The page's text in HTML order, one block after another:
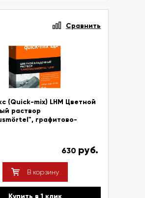
Сравнить
(Quick-mix) LHM Цветной
раствор
графитово-
630 руб.
В корзину
Купить в 1 клик